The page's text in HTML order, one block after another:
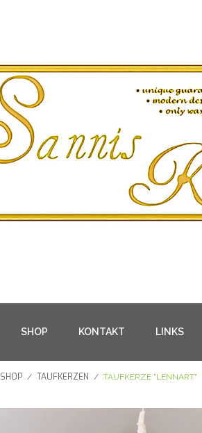
SHOP KONTAKT LINKS
SHOP / TAUFKERZEN / TAUFKERZE "LENNART"